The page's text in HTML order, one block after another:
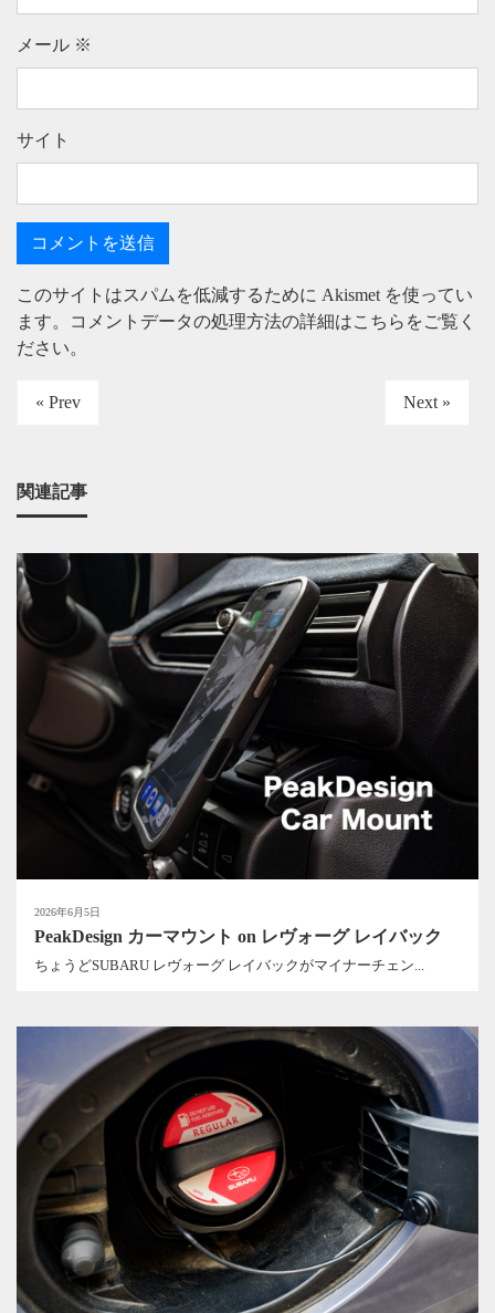
メール ※
サイト
このサイトはスパムを低減するために Akismet を使ってい
ます。
コメントデータの処理方法の詳細はこちらをご覧く
ださい。
« Prev Next »
関連記事
2026年6月5日
PeakDesign カーマウント on レヴォーグ レイバック
ちょうどSUBARU レヴォーグ レイバックがマイナーチェン...